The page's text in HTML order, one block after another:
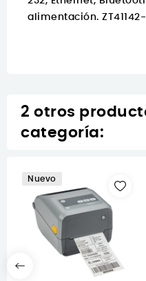
alimentación.
2 otros
categoría:
Nuevo